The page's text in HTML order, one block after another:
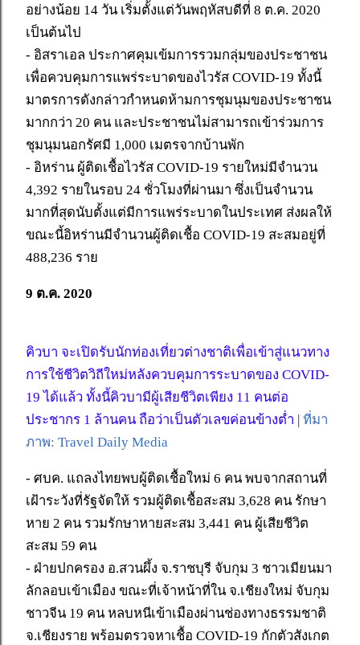
อย่างน้อย 14 วัน เริ่มตั้งแต่วันพฤหัสบดีที่ 8 ต.ค. 2020
เป็นต้นไป
- อิสราเอล ประกาศคุมเข้มการรวมกลุ่มของประชาชน
เพื่อควบคุมการแพร่ระบาดของไวรัส COVID-19 ทั้งนี้
มาตรการดังกล่าวกำหนดห้ามการชุมนุมของประชาชน
มากกว่า 20 คน และประชาชนไม่สามารถเข้าร่วมการ
ชุมนุมนอกรัศมี 1,000 เมตรจากบ้านพัก
- อิหร่าน ผู้ติดเชื้อไวรัส COVID-19 รายใหม่มีจำนวน
4,392 รายในรอบ 24 ชั่วโมงที่ผ่านมา ซึ่งเป็นจำนวน
มากที่สุดนับตั้งแต่มีการแพร่ระบาดในประเทศ ส่งผลให้
ขณะนี้อิหร่านมีจำนวนผู้ติดเชื้อ COVID-19 สะสมอยู่ที่
488,236 ราย
9 ต.ค. 2020
คิวบา จะเปิดรับนักท่องเที่ยวต่างชาติเพื่อเข้าสู่แนวทาง
การใช้ชีวิตวิถีใหม่หลังควบคุมการระบาดของ COVID-
19 ได้แล้ว ทั้งนี้คิวบามีผู้เสียชีวิตเพียง 11 คนต่อ
ประชากร 1 ล้านคน ถือว่าเป็นตัวเลขค่อนข้างต่ำ | ที่มา
ภาพ: Travel Daily Media
- ศบค. แถลงไทยพบผู้ติดเชื้อใหม่ 6 คน พบจากสถานที่
เฝ้าระวังที่รัฐจัดให้ รวมผู้ติดเชื้อสะสม 3,628 คน รักษา
หาย 2 คน รวมรักษาหายสะสม 3,441 คน ผู้เสียชีวิต
สะสม 59 คน
- ฝ่ายปกครอง อ.สวนผึ้ง จ.ราชบุรี จับกุม 3 ชาวเมียนมา
ลักลอบเข้าเมือง ขณะที่เจ้าหน้าที่ใน จ.เชียงใหม่ จับกุม
ชาวจีน 19 คน หลบหนีเข้าเมืองผ่านช่องทางธรรมชาติ
จ.เชียงราย พร้อมตรวจหาเชื้อ COVID-19 กักตัวสังเกต